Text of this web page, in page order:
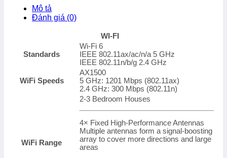
Wireless
AX1500
lượng
Mô tả
Đánh giá (0)
WI-FI
Standards
Wi-Fi 6
IEEE 802.11ax/ac/n/a 5 GHz
IEEE 802.11n/b/g 2.4 GHz
WiFi Speeds
AX1500
5 GHz: 1201 Mbps (802.11ax)
2.4 GHz: 300 Mbps (802.11n)
WiFi Range
2-3 Bedroom Houses
4× Fixed High-Performance Antennas
Multiple antennas form a signal-boosting
array to cover more directions and large
areas